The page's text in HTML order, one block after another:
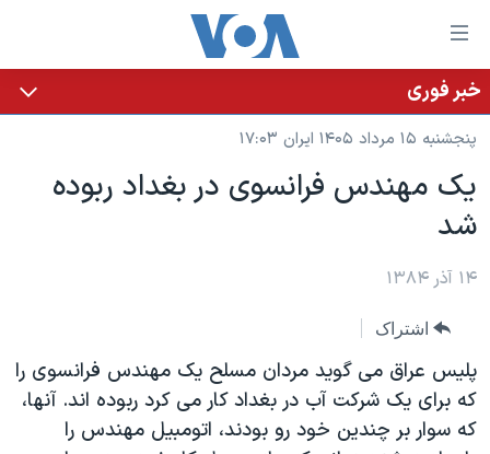
لینکهای
قابل
دسترسی
جهش
محتوای
اصلی
به
اصلی
جهش
به
جستجو
خانه
نسخه سبک وب‌سایت
موضوع ها
ایران
آمریکا
گزیده‌ها
ویژه برنامه‌ها
برنامه های تلویزیونی
جدول برنامه ها
صفحه‌های ویژه
عملیات خشم حماسی
۲۵۰سالگی آمریکا
فرکانس‌های صدای آمریکا
پخش رادیویی
خبر فوری
پنجشنبه ۱۵ مرداد ۱۴۰۵ ایران ۱۷:۰۳
يک مهندس فرانسوی در بغداد ربوده
شد
۱۴ آذر ۱۳۸۴
اشتراک
پلیس عراق می گوید مردان مسلح یک مهندس فرانسوی را
که برای یک شرکت آب در بغداد کار می کرد ربوده اند. آنها،
که سوار بر چندین خود رو بودند، اتومبیل مهندس را